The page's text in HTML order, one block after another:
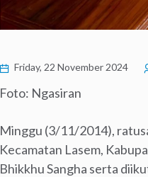
Friday, 22 November 2024
Foto: Ngasiran
Minggu (3/11/2014),
Kecamatan Lasem,
Bhikkhu Sangha serta